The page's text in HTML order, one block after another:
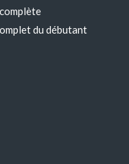
du débutant